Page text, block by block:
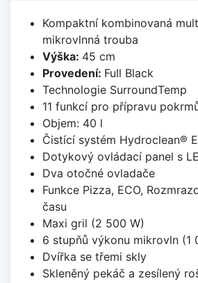
Kompaktní kombinovaná
mikrovlnná trouba
Výška: 45 cm
Provedení: Full Black
Technologie SurroundTemp
11 funkcí pro přípravu
Objem: 40 l
Čistící systém Hydroclean®
Dotykový ovládací panel s
Dva otočné ovladače
Funkce Pizza, ECO,
času
Maxi gril (2 500 W)
6 stupňů výkonu mikrovln (1
Dvířka se třemi skly
Skleněný pekáč a zesílený